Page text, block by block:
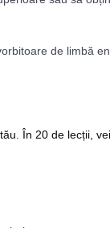
de limbă
În 20 de lecții,